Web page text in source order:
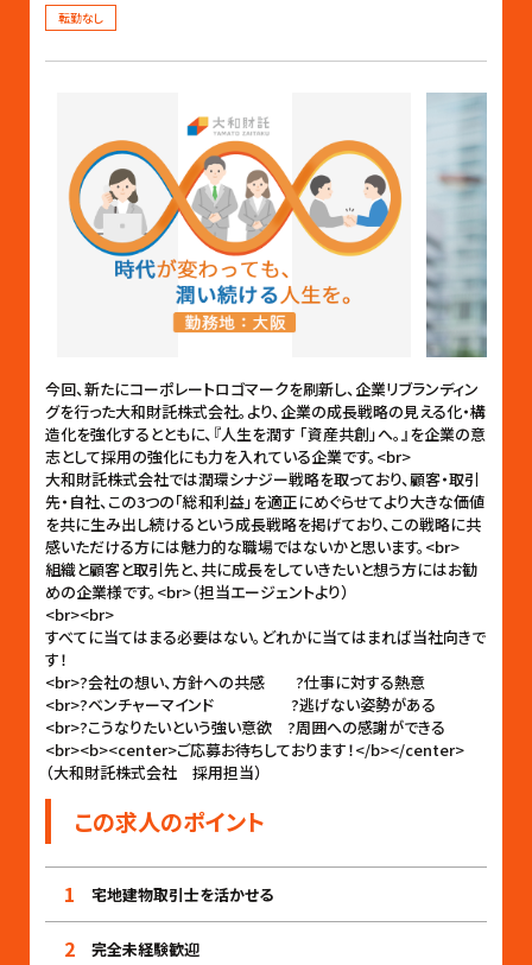
転勤なし
今回、新たにコーポレートロゴマークを刷新し、企業リブランディン
グを行った大和財託株式会社。より、企業の成長戦略の見える化・構
造化を強化するとともに、『人生を潤す 「資産共創」へ。』を企業の意
志として採用の強化にも力を入れている企業です。<br>
大和財託株式会社では潤環シナジー戦略を取っており、顧客・取引
先・自社、この3つの「総和利益」を適正にめぐらせてより大きな価値
を共に生み出し続けるという成長戦略を掲げており、この戦略に共
感いただける方には魅力的な職場ではないかと思います。<br>
組織と顧客と取引先と、共に成長をしていきたいと想う方にはお勧
めの企業様です。<br>（担当エージェントより）
<br><br>
すべてに当てはまる必要はない。どれかに当てはまれば当社向きで
す！
<br>?会社の想い、方針への共感 ?仕事に対する熱意
<br>?ベンチャーマインド ?逃げない姿勢がある
<br>?こうなりたいという強い意欲 ?周囲への感謝ができる
<br><b><center>ご応募お待ちしております！</b></center>
（大和財託株式会社 採用担当）
この求人のポイント
1 宅地建物取引士を活かせる
2 完全未経験歓迎